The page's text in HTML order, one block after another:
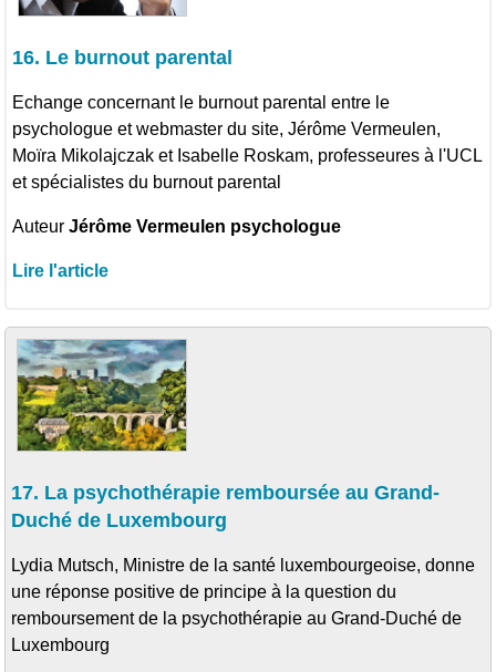
16. Le burnout parental
Echange concernant le burnout parental entre le
psychologue et webmaster du site, Jérôme Vermeulen,
Moïra Mikolajczak et Isabelle Roskam, professeures à l'UCL
et spécialistes du burnout parental
AuteurJérôme Vermeulen psychologue
Lire l'article
17. La psychothérapie remboursée au Grand-
Duché de Luxembourg
Lydia Mutsch, Ministre de la santé luxembourgeoise, donne
une réponse positive de principe à la question du
remboursement de la psychothérapie au Grand-Duché de
Luxembourg